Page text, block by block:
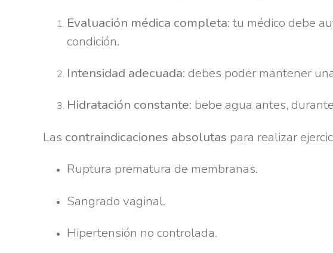
Evaluación médica completa: tu médico debe
condición.
Intensidad adecuada: debes poder mantener
Hidratación constante: bebe agua antes,
Las contraindicaciones absolutas para realizar
Ruptura prematura de membranas.
Sangrado vaginal.
Hipertensión no controlada.